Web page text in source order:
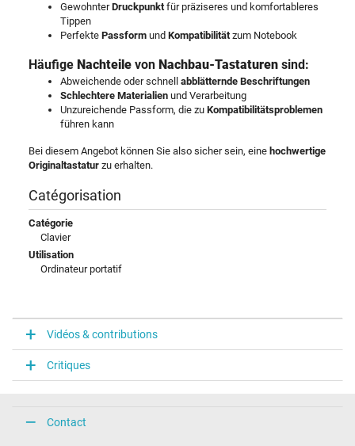
GewohnterDruckpunktfür präziseres und komfortableres
Tippen
Perfekte Passform und Kompatibilitätzum Notebook
Häufige Nachteile von Nachbau-Tastaturen sind:
Abweichende oder schnell abblätternde Beschriftungen
Schlechtere Materialien und Verarbeitung
Unzureichende Passform, die zu Kompatibilitätsproblemen
führen kann
Bei diesem Angebot können Sie also sicher sein, eine hochwertige
Originaltastatur zu erhalten.
Catégorisation
Catégorie
Clavier
Utilisation
Ordinateur portatif
Vidéos & contributions
Critiques
Contact